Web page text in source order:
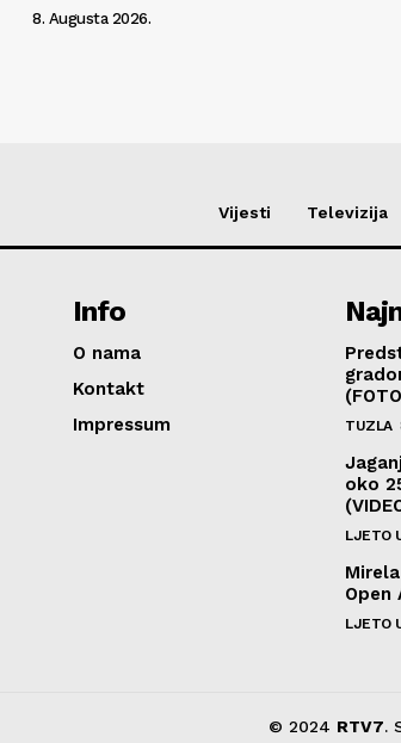
8. Augusta 2026.
Vijesti Televizija
Info
O nama
Kontakt
Impressum
TUZLA
oko
LJETO
Open
LJETO
© 2024 RTV7.